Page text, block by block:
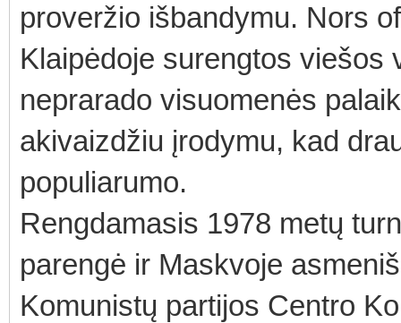
proveržio išbandymu. Nors
Klaipėdoje surengtos viešos
neprarado visuomenės
akivaizdžiu įrodymu, kad
populiarumo.
Rengdamasis 1978 metų
parengė ir Maskvoje
Komunistų partijos Centro